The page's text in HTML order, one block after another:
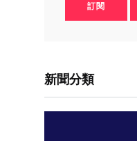
訂閱
新聞分類